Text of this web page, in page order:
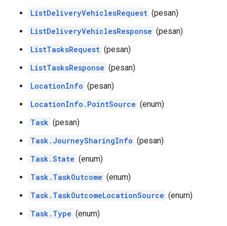
ListDeliveryVehiclesRequest (pesan)
ListDeliveryVehiclesResponse (pesan)
ListTasksRequest (pesan)
ListTasksResponse (pesan)
LocationInfo (pesan)
LocationInfo.PointSource (enum)
Task (pesan)
Task.JourneySharingInfo (pesan)
Task.State (enum)
Task.TaskOutcome (enum)
Task.TaskOutcomeLocationSource (enum)
Task.Type (enum)